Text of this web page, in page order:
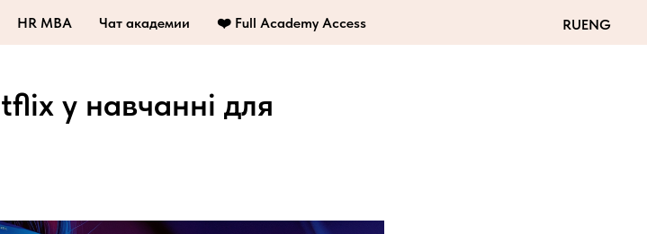
HR MBA Чат академии ❤️ Full Academy Access RUENG
у навчанні для